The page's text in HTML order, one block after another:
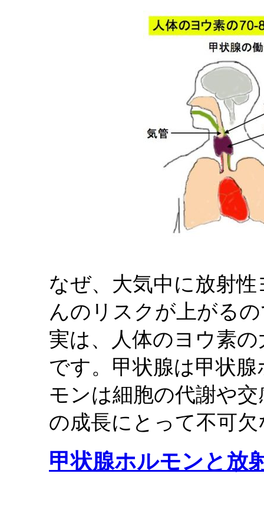
なぜ、大気中に放射
んのリスクが上がる
実は、人体のヨウ素
です。甲状腺は甲状
モンは細胞の代謝や
の成長にとって不可
甲状腺ホルモンと放